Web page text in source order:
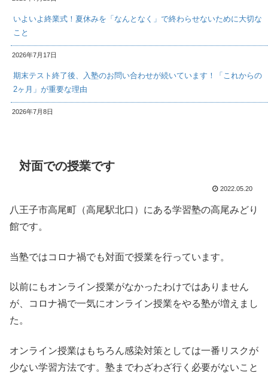
いよいよ終業式！夏休みを「なんとなく」で終わらせないために大切な
こと
2026年7月17日
期末テスト終了後、入塾のお問い合わせが続いています！「これからの
2ヶ月」が重要な理由
2026年7月8日
対面での授業です
2022.05.20
八王子市高尾町（高尾駅北口）にある学習塾の高尾みどり
館です。
当塾ではコロナ禍でも対面で授業を行っています。
以前にもオンライン授業がなかったわけではありません
が、コロナ禍で一気にオンライン授業をやる塾が増えまし
た。
オンライン授業はもちろん感染対策としては一番リスクが
少ない学習方法です。塾までわざわざ行く必要がないこと